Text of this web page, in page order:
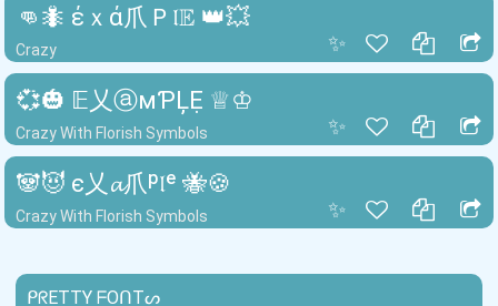
✨
Crazy
👊🐜 έｘά爪Ｐ𝔩𝔼 👑💥
✨
Crazy With Florish Symbols
💞🎃 𝔼乂ⓐмƤĻẸ ♕♔
✨
Crazy With Florish Symbols
🐼😈 є乂𝓪爪ᵖ𝔩ᵉ 🐝🍪
ᑭᖇETTY ᖴOᑎTᔕ